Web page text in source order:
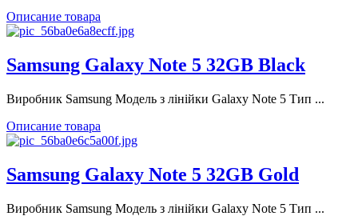
Описание товара
Samsung Galaxy Note 5 32GB Black
Виробник Samsung Модель з лінійки Galaxy Note 5 Тип ...
Описание товара
Samsung Galaxy Note 5 32GB Gold
Виробник Samsung Модель з лінійки Galaxy Note 5 Тип ...